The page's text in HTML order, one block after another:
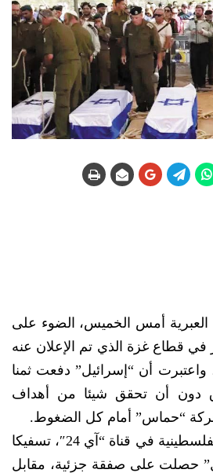
أمس الخميس، الضوء على
في قطاع غزة الذي تم الإعلان عنه
واعتبرت أن “إسرائيل” دفعت ثمنا
دون أن تحقق شيئا من أهداف
“حماس” أمام كل الضغوط.
وقال محلل الشؤون الفلسطينية في قناة “آي 24″، تسفيكا
حصلت على صفقة جزئية، مقابل